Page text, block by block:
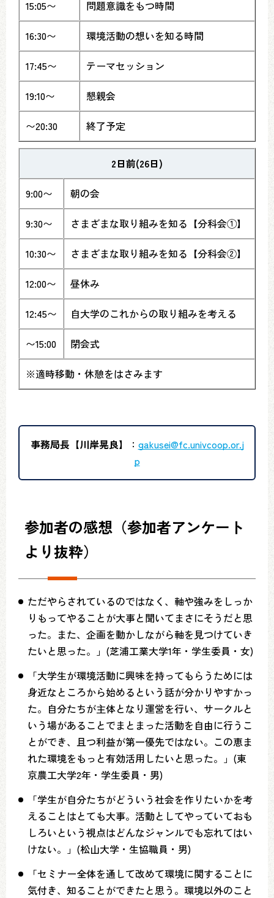
15:05〜 問題意識をもつ時間
16:30〜 環境活動の想いを知る時間
17:45〜 テーマセッション
19:10〜 懇親会
〜20:30 終了予定
2日前(26日)
9:00〜 朝の会
9:30〜 さまざまな取り組みを知る【分科会①】
10:30〜 さまざまな取り組みを知る【分科会②】
12:00〜 昼休み
12:45〜 自大学のこれからの取り組みを考える
〜15:00 閉会式
※適時移動・休憩をはさみます
事務局長【川岸晃良】 ： gakusei@fc.univcoop.or.j
p
参加者の感想（参加者アンケート
より抜粋）
ただやらされているのではなく、軸や強みをしっか
りもってやることが大事と聞いてまさにそうだと思
った。また、企画を動かしながら軸を見つけていき
たいと思った。」(芝浦工業大学1年・学生委員・女)
「大学生が環境活動に興味を持ってもらうためには
身近なところから始めるという話が分かりやすかっ
た。自分たちが主体となり運営を行い、サークルと
いう場があることでまとまった活動を自由に行うこ
とができ、且つ利益が第一優先ではない。この恵ま
れた環境をもっと有効活用したいと思った。」(東
京農工大学2年・学生委員・男)
「学生が自分たちがどういう社会を作りたいかを考
えることはとても大事。活動としてやっていておも
しろいという視点はどんなジャンルでも忘れてはい
けない。」(松山大学・生協職員・男)
「セミナー全体を通して改めて環境に関することに
気付き、知ることができたと思う。環境以外のこと